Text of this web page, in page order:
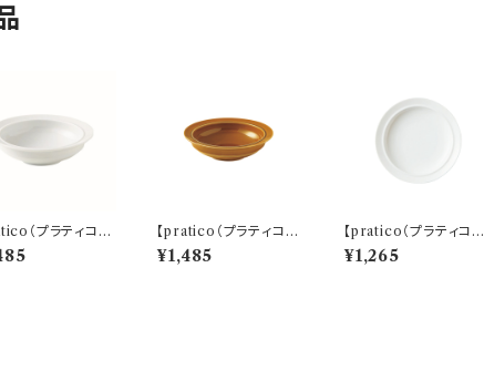
（プラティコ）】
ル（白) O-M2
【pratico（プラティコ）】
17ボウル（キャラメル)
O-M24802
¥1,485
【pratico（プラティコ）】
16プレート（白) O-M
24501
¥1,265